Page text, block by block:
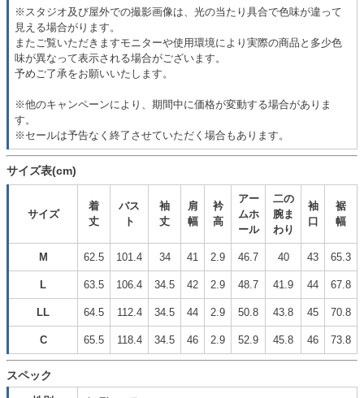
※スタジオ及び屋外での撮影画像は、光の当たり具合で色味が違って
見える場合がります。
またご覧いただきますモニターや使用環境により実際の商品と多少色
味が異なって表示される場合がございます。
予めご了承をお願いいたします。
※他のキャンペーンにより、期間中に価格が変動する場合がありま
す。
※セールは予告なく終了させていただく場合もあります。
サイズ表(cm)
サイズ
着
丈
バス
ト
袖
丈
肩
幅
衿
高
アー
ムホ
ール
二の
腕ま
わり
袖
口
裾
幅
M 62.5 101.4 34 41 2.9 46.7 40 43 65.3
L 63.5 106.4 34.5 42 2.9 48.7 41.9 44 67.8
LL 64.5 112.4 34.5 44 2.9 50.8 43.8 45 70.8
C 65.5 118.4 34.5 46 2.9 52.9 45.8 46 73.8
スペック